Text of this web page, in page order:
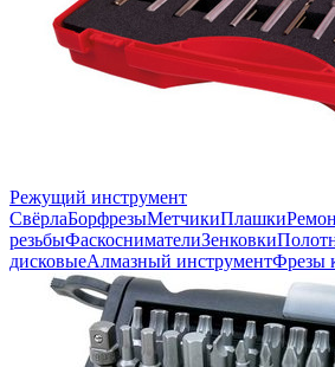
Режущий инструмент
СвёрлаБорфрезыМетчикиПлашки
резьбыФаскоснимателиЗенковки
дисковыеАлмазный инструментФрезы